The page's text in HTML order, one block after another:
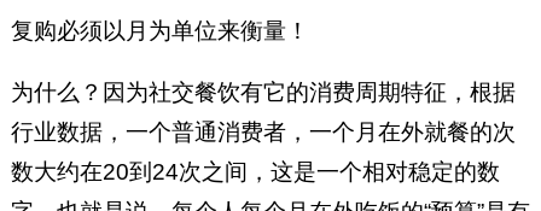
复购必须以月为单位来衡量！
为什么？因为社交餐饮有它的消费周期特征，根据
行业数据，一个普通消费者，一个月在外就餐的次
数大约在20到24次之间，这是一个相对稳定的数